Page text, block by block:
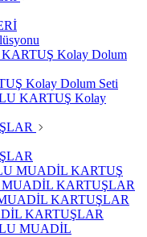
Kolay Dolum
Kolay Dolum Seti
KARTUŞ Kolay
MUADİL KARTUŞ
KARTUŞLAR
KARTUŞLAR
KARTUŞLAR
MUADİL